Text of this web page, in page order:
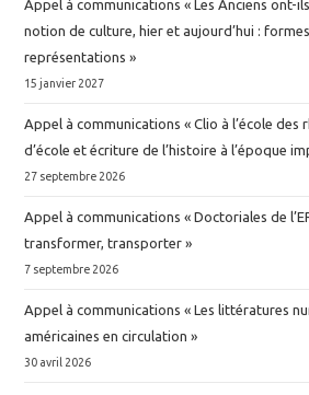
Appel à communications « Les Anciens ont-
notion de culture, hier et aujourd’hui :
représentations »
15 janvier 2027
Appel à communications « Clio à l’école des
d’école et écriture de l’histoire à l’époque
27 septembre 2026
Appel à communications « Doctoriales de
transformer, transporter »
7 septembre 2026
Appel à communications « Les littératures
américaines en circulation »
30 avril 2026